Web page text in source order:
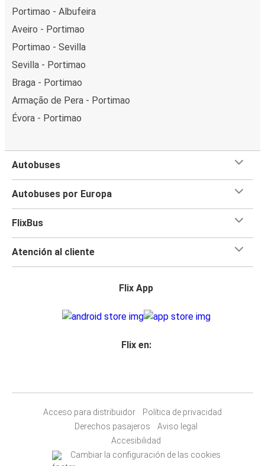
Portimao - Albufeira
Aveiro - Portimao
Portimao - Sevilla
Sevilla - Portimao
Braga - Portimao
Armação de Pera - Portimao
Évora - Portimao
Autobuses
Autobuses por Europa
FlixBus
Atención al cliente
Flix App
Flix en:
Acceso para distribuidor
Política de privacidad
Derechos pasajeros
Aviso legal
Accesibilidad
Cambiar la configuración de las cookies